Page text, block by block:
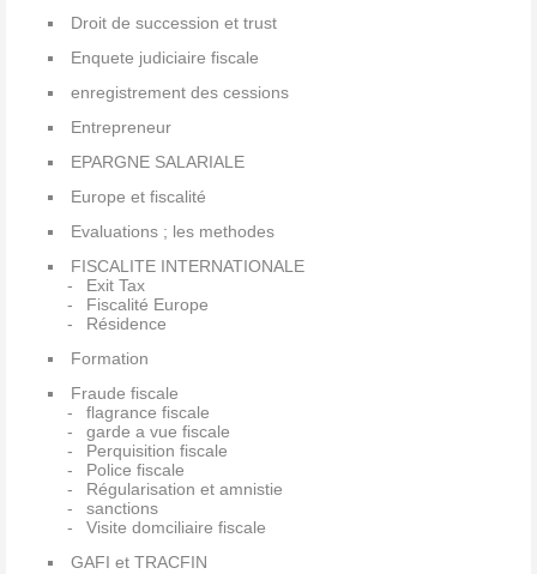
Droit de succession et trust
Enquete judiciaire fiscale
enregistrement des cessions
Entrepreneur
EPARGNE SALARIALE
Europe et fiscalité
Evaluations ; les methodes
FISCALITE INTERNATIONALE
Exit Tax
Fiscalité Europe
Résidence
Formation
Fraude fiscale
flagrance fiscale
garde a vue fiscale
Perquisition fiscale
Police fiscale
Régularisation et amnistie
sanctions
Visite domciliaire fiscale
GAFI et TRACFIN